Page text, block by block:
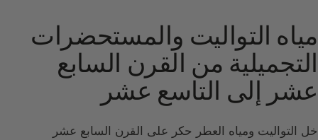
مياه التواليت والمستحضرات
التجميلية من القرن السابع
عشر إلى التاسع عشر
خل التواليت ومياه العطر حكر على القرن السابع عشر